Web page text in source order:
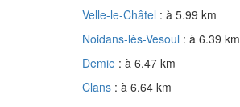
Velle-le-Châtel : à 5.99 km
Noidans-lès-Vesoul : à 6.39 km
Demie : à 6.47 km
Clans : à 6.64 km